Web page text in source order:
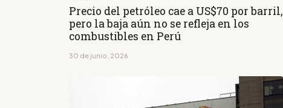
Precio del petróleo cae a US$70 por barril,
pero la baja aún no se refleja en los
combustibles en Perú
30 de junio, 2026